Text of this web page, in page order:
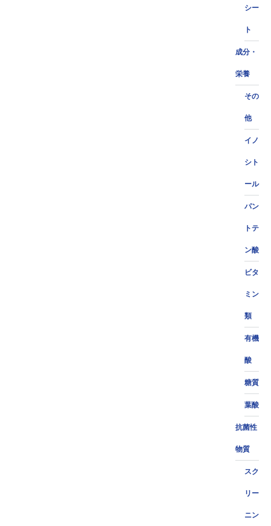
シー
ト
成分・
栄養
その
他
イノ
シト
ール
パン
トテ
ン酸
ビタ
ミン
類
有機
酸
糖質
葉酸
抗菌性
物質
スク
リー
ニン